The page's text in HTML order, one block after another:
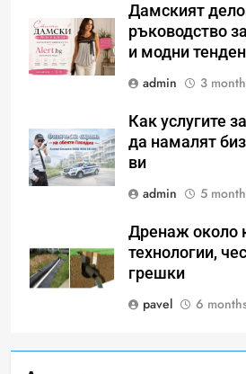
Идеи за
ИСТОРИЯ
ИСТОРИЯ
Дамският
ръководство
и модни
admin
3
Как услугите
да намалят
ви
admin
5
Дренаж около
технологии,
грешки
pavel
6